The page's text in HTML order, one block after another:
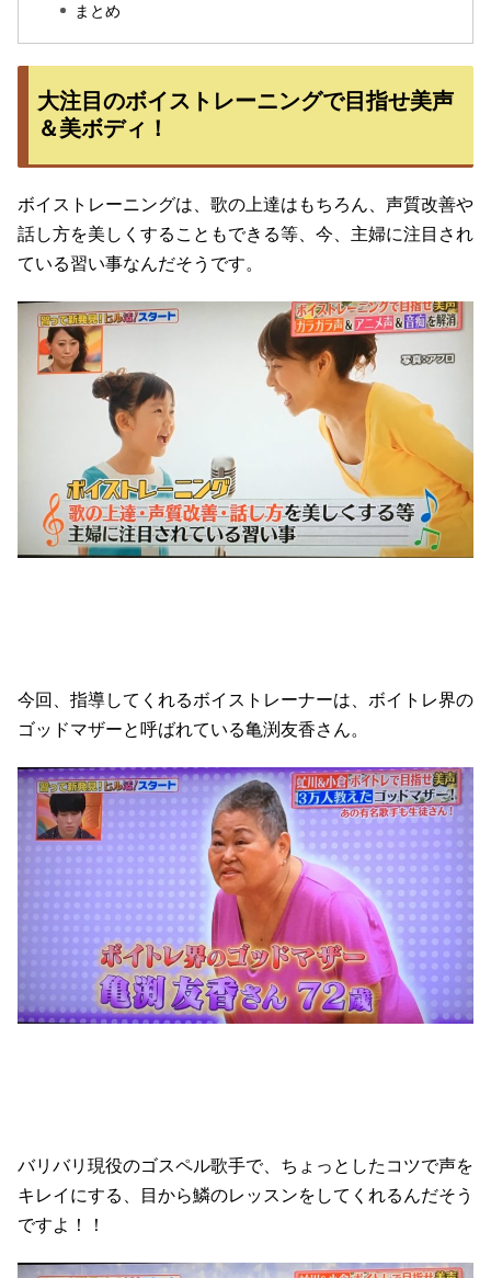
まとめ
大注目のボイストレーニングで目指せ美声
＆美ボディ！
ボイストレーニングは、歌の上達はもちろん、声質改善や
話し方を美しくすることもできる等、今、主婦に注目され
ている習い事なんだそうです。
今回、指導してくれるボイストレーナーは、ボイトレ界の
ゴッドマザーと呼ばれている亀渕友香さん。
バリバリ現役のゴスペル歌手で、ちょっとしたコツで声を
キレイにする、目から鱗のレッスンをしてくれるんだそう
ですよ！！